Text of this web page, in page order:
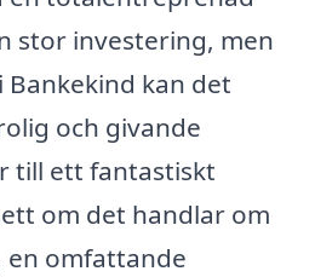
stor investering, men
kan det
och givande
till ett fantastiskt
om det handlar om
omfattande